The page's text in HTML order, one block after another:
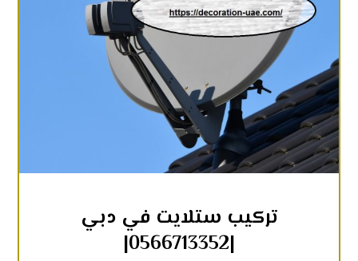
تركيب ستلايت في دبي
|0566713352|